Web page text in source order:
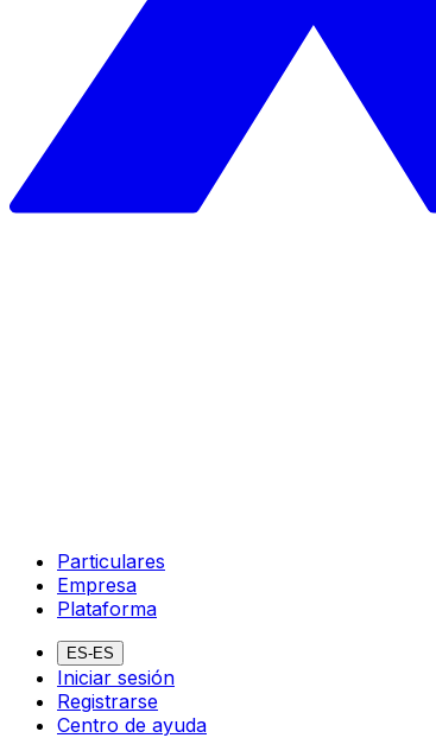
Particulares
Empresa
Plataforma
ES-ES
Iniciar sesión
Registrarse
Centro de ayuda